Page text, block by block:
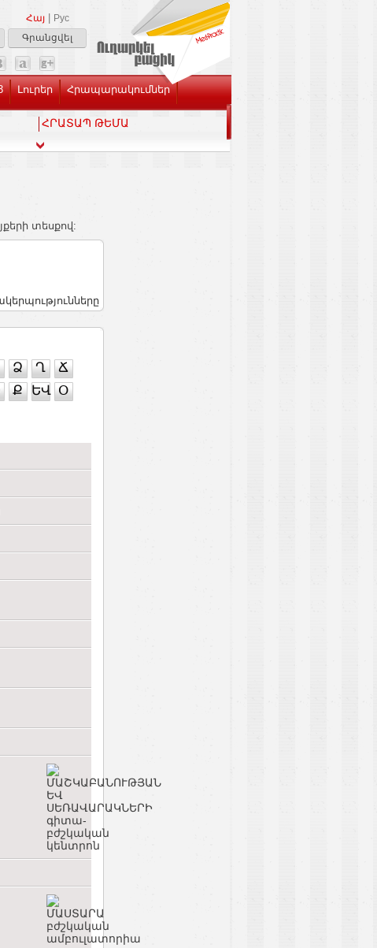
Հայ
Рус
Գրանցվել
Լուրեր Հրապարակումներ
ՀՐԱՏԱՊ ԹԵՄԱ
տեսքով:
Ձ Ղ
Ճ
Ք ԵՎ Օ